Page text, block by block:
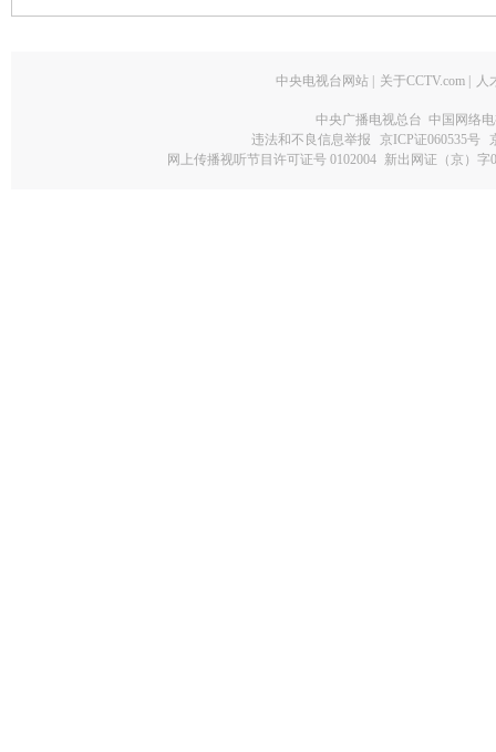
中央电视台网站 | 关于CCTV.com | 人
中央广播电视总台 中国网络
违法和不良信息举报
京ICP证060535号
网上传播视听节目许可证号 0102004 新出网证（京）